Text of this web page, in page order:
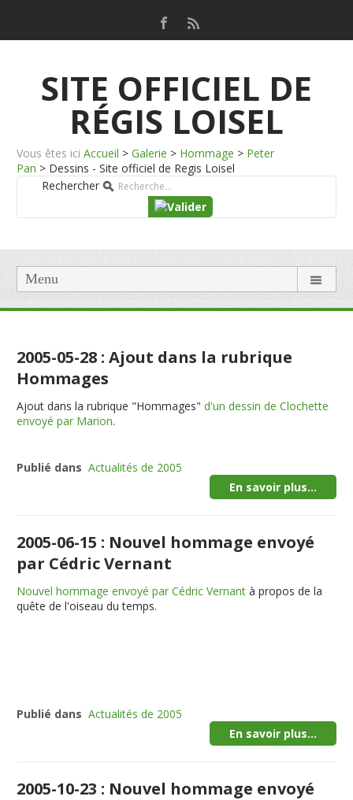
SITE OFFICIEL DE
RÉGIS LOISEL
Vous êtes ici Accueil > Galerie > Hommage > Peter
Pan > Dessins - Site officiel de Regis Loisel
Rechercher
Menu
2005-05-28 : Ajout dans la rubrique
Hommages
Ajout dans la rubrique "Hommages"d'un dessin de Clochette
envoyé par Marion.
Publié dans Actualités de 2005
En savoir plus...
2005-06-15 : Nouvel hommage envoyé
par Cédric Vernant
Nouvel hommage envoyé par Cédric Vernantà propos de la
quête de l'oiseau du temps.
Publié dans Actualités de 2005
En savoir plus...
2005-10-23 : Nouvel hommage envoyé